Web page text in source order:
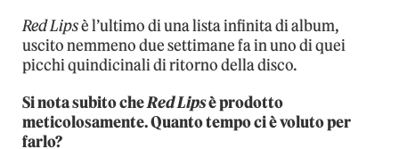
Red Lipsè l’ultimo di una lista infinita di album,
uscito nemmeno due settimane fa in uno di quei
picchi quindicinali di ritorno della disco.
Si nota subito cheRed Lipsè prodotto
meticolosamente. Quanto tempo ci è voluto per
farlo?